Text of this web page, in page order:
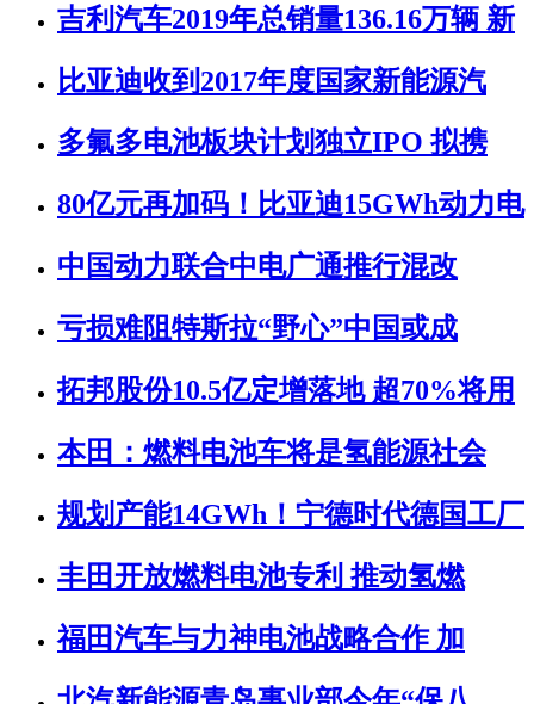
吉利汽车2019年总销量136.16万辆 新
比亚迪收到2017年度国家新能源汽
多氟多电池板块计划独立IPO 拟携
80亿元再加码！比亚迪15GWh动力电
中国动力联合中电广通推行混改
亏损难阻特斯拉“野心”中国或成
拓邦股份10.5亿定增落地 超70%将用
本田：燃料电池车将是氢能源社会
规划产能14GWh！宁德时代德国工厂
丰田开放燃料电池专利 推动氢燃
福田汽车与力神电池战略合作 加